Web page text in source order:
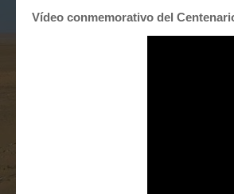
Vídeo conmemorativo del